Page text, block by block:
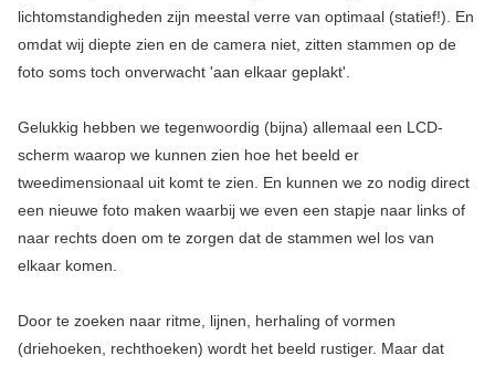
lichtomstandigheden zijn meestal verre van optimaal (statief!). En
omdat wij diepte zien en de camera niet, zitten stammen op de
foto soms toch onverwacht 'aan elkaar geplakt'.
Gelukkig hebben we tegenwoordig (bijna) allemaal een LCD-
scherm waarop we kunnen zien hoe het beeld er
tweedimensionaal uit komt te zien. En kunnen we zo nodig direct
een nieuwe foto maken waarbij we even een stapje naar links of
naar rechts doen om te zorgen dat de stammen wel los van
elkaar komen.
Door te zoeken naar ritme, lijnen, herhaling of vormen
(driehoeken, rechthoeken) wordt het beeld rustiger. Maar dat